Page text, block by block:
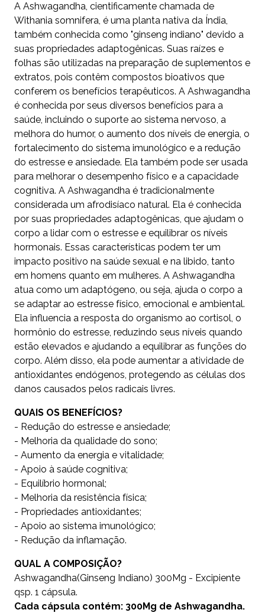
A Ashwagandha, cientificamente chamada de
Withania somnifera, é uma planta nativa da Índia,
também conhecida como "ginseng indiano" devido a
suas propriedades adaptogênicas. Suas raízes e
folhas são utilizadas na preparação de suplementos e
extratos, pois contêm compostos bioativos que
conferem os benefícios terapêuticos. A Ashwagandha
é conhecida por seus diversos benefícios para a
saúde, incluindo o suporte ao sistema nervoso, a
melhora do humor, o aumento dos níveis de energia, o
fortalecimento do sistema imunológico e a redução
do estresse e ansiedade. Ela também pode ser usada
para melhorar o desempenho físico e a capacidade
cognitiva. A Ashwagandha é tradicionalmente
considerada um afrodisíaco natural. Ela é conhecida
por suas propriedades adaptogênicas, que ajudam o
corpo a lidar com o estresse e equilibrar os níveis
hormonais. Essas características podem ter um
impacto positivo na saúde sexual e na libido, tanto
em homens quanto em mulheres. A Ashwagandha
atua como um adaptógeno, ou seja, ajuda o corpo a
se adaptar ao estresse físico, emocional e ambiental.
Ela influencia a resposta do organismo ao cortisol, o
hormônio do estresse, reduzindo seus níveis quando
estão elevados e ajudando a equilibrar as funções do
corpo. Além disso, ela pode aumentar a atividade de
antioxidantes endógenos, protegendo as células dos
danos causados pelos radicais livres.
QUAIS OS BENEFÍCIOS?
- Redução do estresse e ansiedade;
- Melhoria da qualidade do sono;
- Aumento da energia e vitalidade;
- Apoio à saúde cognitiva;
- Equilíbrio hormonal;
- Melhoria da resistência física;
- Propriedades antioxidantes;
- Apoio ao sistema imunológico;
- Redução da inflamação.
QUAL A COMPOSIÇÃO?
Ashwagandha(Ginseng Indiano) 300Mg - Excipiente
qsp. 1 cápsula.
Cada cápsula contém: 300Mg de Ashwagandha.